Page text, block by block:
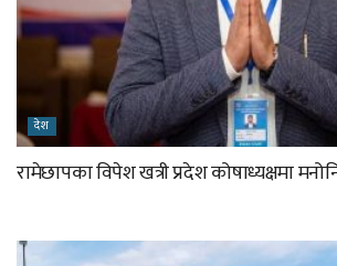
देश
रामेछापका विपेश खत्री प्रदेश कोषाध्यक्षमा